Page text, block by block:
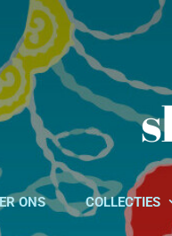
ONS COLLECTIES